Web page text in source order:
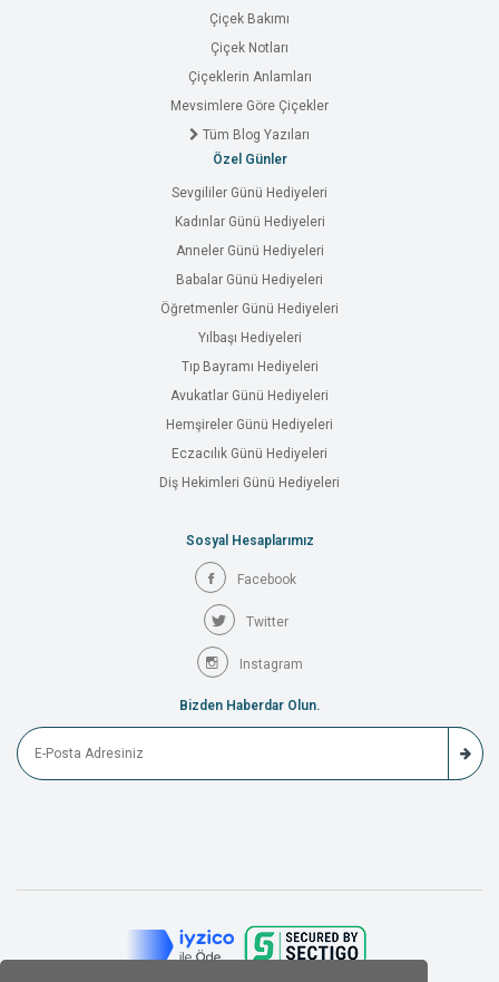
Çiçek Bakımı
Çiçek Notları
Çiçeklerin Anlamları
Mevsimlere Göre Çiçekler
Tüm Blog Yazıları
Özel Günler
Sevgililer Günü Hediyeleri
Kadınlar Günü Hediyeleri
Anneler Günü Hediyeleri
Babalar Günü Hediyeleri
Öğretmenler Günü Hediyeleri
Yılbaşı Hediyeleri
Tıp Bayramı Hediyeleri
Avukatlar Günü Hediyeleri
Hemşireler Günü Hediyeleri
Eczacılık Günü Hediyeleri
Diş Hekimleri Günü Hediyeleri
Sosyal Hesaplarımız
Facebook
Twitter
Instagram
Bizden Haberdar Olun.